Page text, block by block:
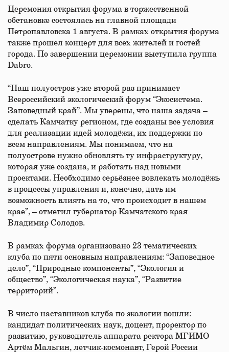
Церемония открытия форума в торжественной
обстановке состоялась на главной площади
Петропавловска 1 августа. В рамках открытия форума
также прошел концерт для всех жителей и гостей
города. По завершении церемонии выступила группа
Dabro.
“Наш полуостров уже второй раз принимает
Всероссийский экологический форум “Экосистема.
Заповедный край”. Мы уверены, что наша задача –
сделать Камчатку регионом, где созданы все условия
для реализации идей молодёжи, их поддержки по
всем направлениям. Мы понимаем, что на
полуострове нужно обновлять ту инфраструктуру,
которая уже создана, и работать над новыми
проектами. Необходимо серьёзнее вовлекать молодёжь
в процессы управления и, конечно, дать им
возможность влиять на то, что происходит в нашем
крае”, – отметил губернатор Камчатского края
Владимир Солодов.
В рамках форума организовано 23 тематических
клуба по пяти основным направлениям: “Заповедное
дело”, “Природные компоненты”, “Экология и
общество”, “Экологическая наука”, “Развитие
территорий”.
В число наставников клуба по экологии вошли:
кандидат политических наук, доцент, проректор по
развитию, руководитель аппарата ректора МГИМО
Артём Мальгин, летчик-космонавт, Герой России